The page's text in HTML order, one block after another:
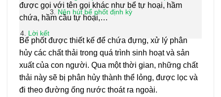
Nên hút bể phốt định kỳ
Lời kết
được gọi với tên gọi khác như bể tự hoại, hầm
chứa, hầm cầu tự hoại,…
Bể phốt được thiết kế để chứa đựng, xử lý phân
hủy các chất thải trong quá trình sinh hoạt và sản
xuất của con người. Qua một thời gian, những chất
thải này sẽ bị phân hủy thành thể lỏng, được lọc và
đi theo đường ống nước thoát ra ngoài.